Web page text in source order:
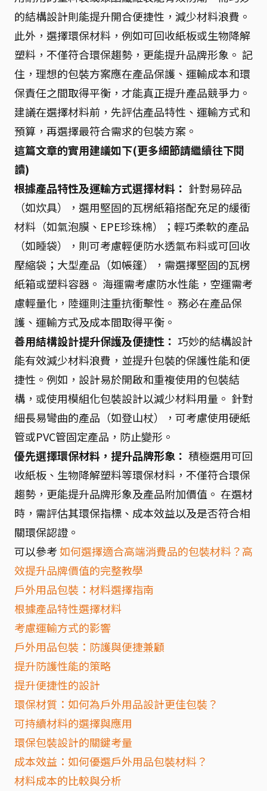
的結構設計則能提升開合便捷性，減少材料浪費。
此外，選擇環保材料，例如可回收紙板或生物降解
塑料，不僅符合環保趨勢，更能提升品牌形象。 記
住，理想的包裝方案應在產品保護、運輸成本和環
保責任之間取得平衡，才能真正提升產品競爭力。
建議在選擇材料前，先評估產品特性、運輸方式和
預算，再選擇最符合需求的包裝方案。
這篇文章的實用建議如下(更多細節請繼續往下閱
讀)
根據產品特性及運輸方式選擇材料： 針對易碎品
（如炊具），選用堅固的瓦楞紙箱搭配充足的緩衝
材料（如氣泡膜、EPE珍珠棉）；輕巧柔軟的產品
（如睡袋），則可考慮輕便防水透氣布料或可回收
壓縮袋；大型產品（如帳篷），需選擇堅固的瓦楞
紙箱或塑料容器。 海運需考慮防水性能，空運需考
慮輕量化，陸運則注重抗衝擊性。 務必在產品保
護、運輸方式及成本間取得平衡。
善用結構設計提升保護及便捷性： 巧妙的結構設計
能有效減少材料浪費，並提升包裝的保護性能和便
捷性。例如，設計易於開啟和重複使用的包裝結
構，或使用模組化包裝設計以減少材料用量。 針對
細長易彎曲的產品（如登山杖），可考慮使用硬紙
管或PVC管固定產品，防止變形。
優先選擇環保材料，提升品牌形象： 積極選用可回
收紙板、生物降解塑料等環保材料，不僅符合環保
趨勢，更能提升品牌形象及產品附加價值。 在選材
時，需評估其環保指標、成本效益以及是否符合相
關環保認證。
可以參考如何選擇適合高端消費品的包裝材料？高
效提升品牌價值的完整教學
戶外用品包裝：材料選擇指南
根據產品特性選擇材料
考慮運輸方式的影響
戶外用品包裝：防護與便捷兼顧
提升防護性能的策略
提升便捷性的設計
環保材質：如何為戶外用品設計更佳包裝？
可持續材料的選擇與應用
環保包裝設計的關鍵考量
成本效益：如何優選戶外用品包裝材料？
材料成本的比較與分析